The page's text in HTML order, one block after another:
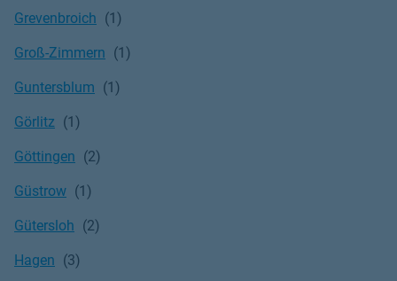
Grevenbroich
Groß-Zimmern
Guntersblum
Görlitz
Göttingen
Güstrow
Gütersloh
Hagen